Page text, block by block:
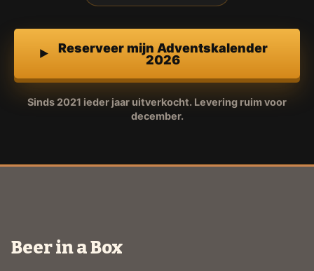
Reserveer mijn Adventskalender
2026
Sinds 2021 ieder jaar uitverkocht. Levering ruim voor
december.
Beer in a Box